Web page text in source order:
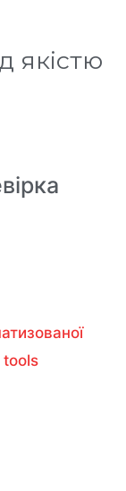
якістю
tools